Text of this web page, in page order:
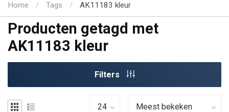
Home / Tags / AK11183 kleur
Producten getagd met
AK11183 kleur
Filters